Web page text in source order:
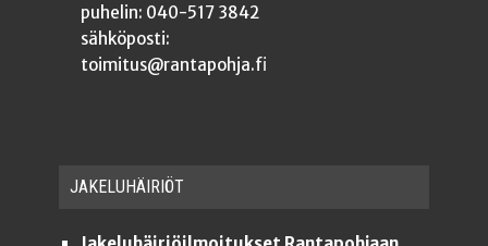
puhelin: 040-517 3842
sähköposti:
toimitus@rantapohja.fi
JAKE­LU­HÄI­RIÖT